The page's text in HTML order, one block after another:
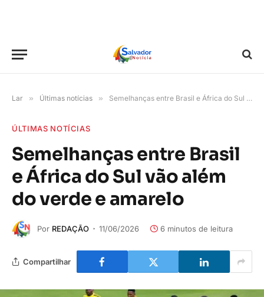
Lar » Últimas notícias » Semelhanças entre Brasil e África do Sul vão além do verde e amarelo
ÚLTIMAS NOTÍCIAS
Semelhanças entre Brasil
e África do Sul vão além
do verde e amarelo
Por REDAÇÃO 11/06/2026 6 minutos de leitura
Compartilhar